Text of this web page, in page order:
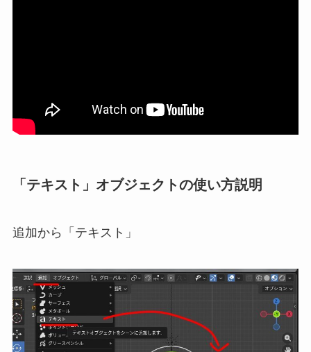
「テキスト」オブジェクトの使い方説明
追加から「テキスト」